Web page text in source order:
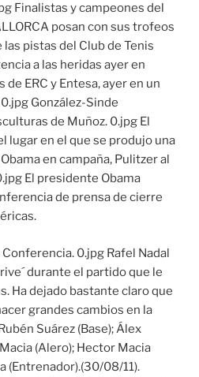
Finalistas y campeones del
posan con sus trofeos
pistas del Club de Tenis
a las heridas ayer en
ERC y Entesa, ayer en un
González-Sinde
de Muñoz. 0.jpg El
lugar en el que se produjo una
en campaña, Pulitzer al
El presidente Obama
de prensa de cierre
0.jpg Rafel Nadal
durante el partido que le
Ha dejado bastante claro que
grandes cambios en la
Suárez (Base); Álex
(Alero); Hector Macia
(Entrenador).(30/08/11).